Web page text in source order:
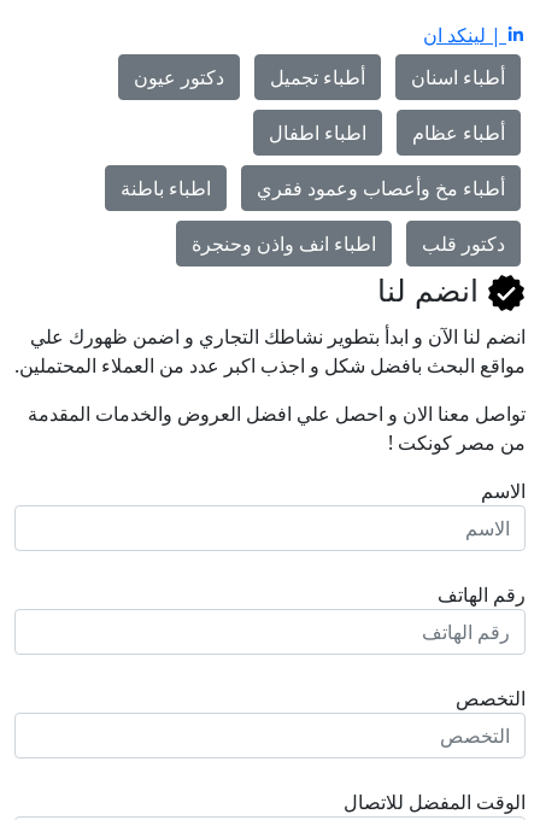
| لينكد ان
أطباء اسنان
أطباء تجميل دكتور عيون
أطباء عظام اطباء اطفال
أطباء مخ وأعصاب وعمود فقري اطباء باطنة
دكتور قلب اطباء انف واذن وحنجرة
انضم لنا
انضم لنا اﻵن و ابدأ بتطوير نشاطك التجاري و اضمن ظهورك علي
مواقع البحث بافضل شكل و اجذب اكبر عدد من العملاء المحتملين.
تواصل معنا الان و احصل علي افضل العروض والخدمات المقدمة
من مصر كونكت !
الاسم
رقم الهاتف
التخصص
الوقت المفضل للاتصال